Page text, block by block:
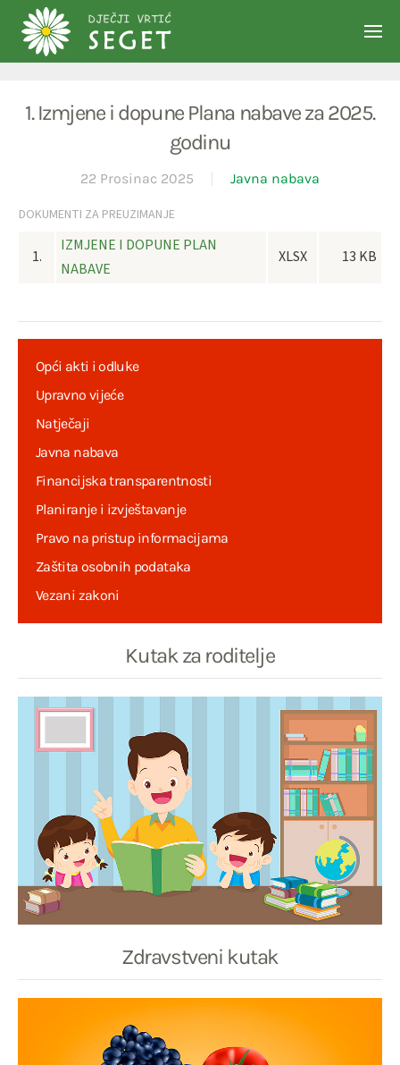
Skip to main content
1. Izmjene i dopune Plana nabave za 2025.
godinu
22 Prosinac 2025 Javna nabava
DOKUMENTI ZA PREUZIMANJE
1.
IZMJENE I DOPUNE PLAN
NABAVE
XLSX 13 KB
Opći akti i odluke
Upravno vijeće
Natječaji
Javna nabava
Financijska transparentnosti
Planiranje i izvještavanje
Pravo na pristup informacijama
Zaštita osobnih podataka
Vezani zakoni
Kutak za roditelje
Zdravstveni kutak